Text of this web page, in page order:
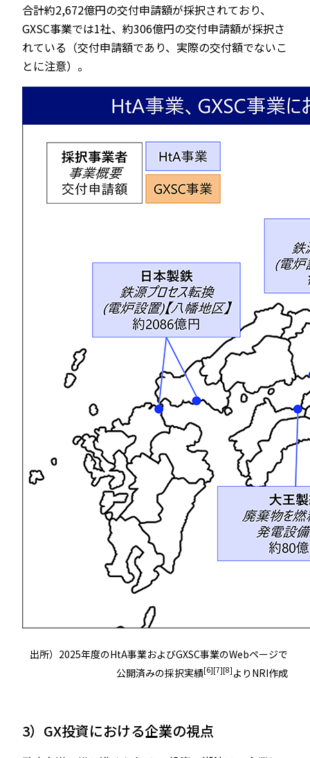
合計約2,672億円の交付申請額が採択されており、
GXSC事業では1社、約306億円の交付申請額が採択さ
れている（交付申請額であり、実際の交付額でないこ
とに注意）。
出所）2025年度のHtA事業およびGXSC事業のWebページで
公開済みの採択実績[6][7][8] よりNRI作成
3）GX投資における企業の視点